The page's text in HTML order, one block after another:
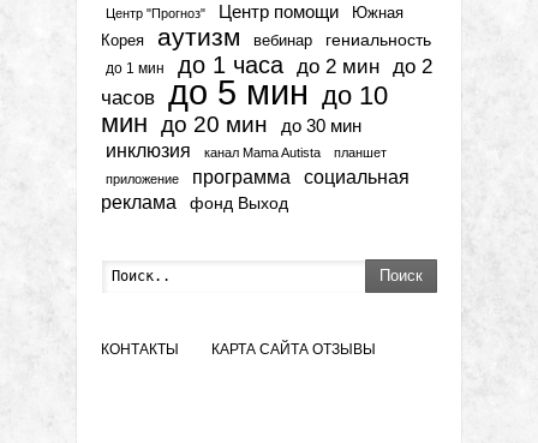
Центр "Прогноз" Центр помощи
Южная
Корея
аутизм вебинар гениальность
до 1 мин до 1 часа до 2 мин до 2
часов до 5 мин до 10
мин до 20 мин до 30 мин
инклюзия канал Mama Autista
планшет
приложение
программа
социальная
реклама
фонд Выход
Поиск
КОНТАКТЫ КАРТА САЙТА ОТЗЫВЫ